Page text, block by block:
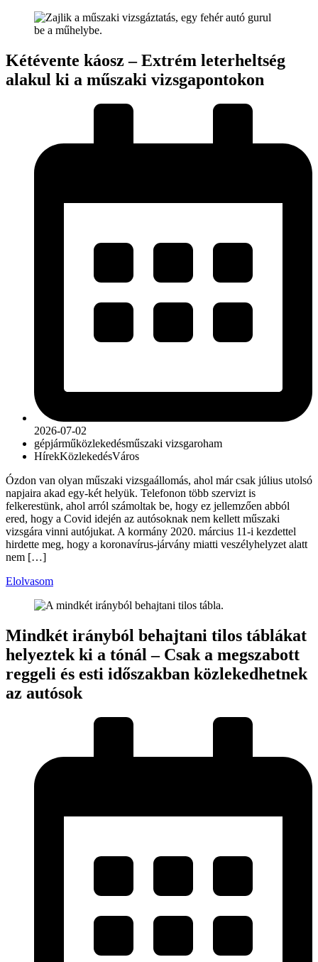
Kétévente káosz – Extrém leterheltség
alakul ki a műszaki vizsgapontokon
2026-07-02
gépjárműközlekedésműszaki vizsgaroham
HírekKözlekedésVáros
Ózdon van olyan műszaki vizsgaállomás, ahol már csak július utolsó
napjaira akad egy-két helyük. Telefonon több szervizt is
felkerestünk, ahol arról számoltak be, hogy ez jellemzően abból
ered, hogy a Covid idején az autósoknak nem kellett műszaki
vizsgára vinni autójukat. A kormány 2020. március 11-i kezdettel
hirdette meg, hogy a koronavírus-járvány miatti veszélyhelyzet alatt
nem […]
Elolvasom
Mindkét irányból behajtani tilos táblákat
helyeztek ki a tónál – Csak a megszabott
reggeli és esti időszakban közlekedhetnek
az autósok